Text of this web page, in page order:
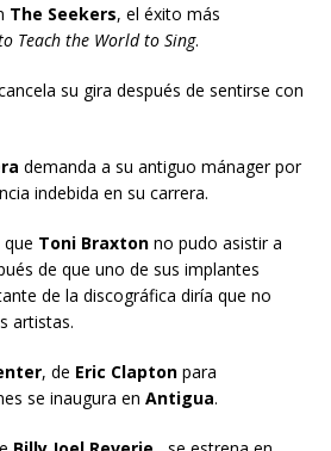
The Seekers, el éxito más
Teach the World to Sing.
su gira después de sentirse con
demanda a su antiguo mánager por
indebida en su carrera.
Toni Braxton no pudo asistir a
de que uno de sus implantes
de la discográfica diría que no
artistas.
, de Eric Clapton para
se inaugura en Antigua.